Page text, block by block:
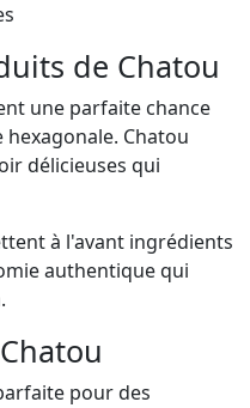
de Chatou
une parfaite chance
Chatou
délicieuses qui
à l'avant ingrédients
authentique qui
pour des